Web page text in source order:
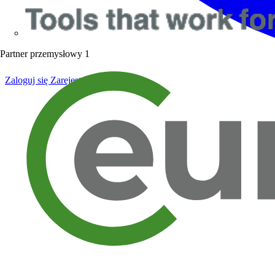
Partner przemysłowy 1
Zaloguj się Zarejestruj się